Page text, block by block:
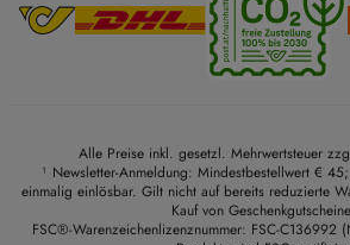
Alle Preise inkl. gesetzl. Mehrwertsteuer
¹ Newsletter-Anmeldung: Mindestbestellwert €
einmalig einlösbar. Gilt nicht auf bereits reduzierte
Kauf von
FSC®-Warenzeichenlizenznummer: FSC-C136992